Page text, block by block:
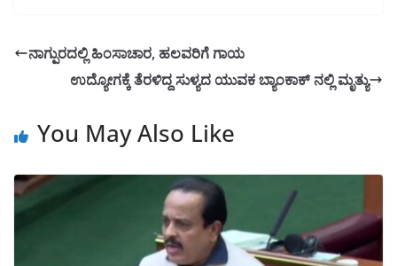
ನಾಗ್ಪುರದಲ್ಲಿ ಹಿಂಸಾಚಾರ, ಹಲವರಿಗೆ ಗಾಯ
ಉದ್ಯೋಗಕ್ಕೆ ತೆರಳಿದ್ದ ಸುಳ್ಯದ ಯುವಕ ಬ್ಯಾಂಕಾಕ್ ನಲ್ಲಿ ಮೃತ್ಯು
You May Also Like